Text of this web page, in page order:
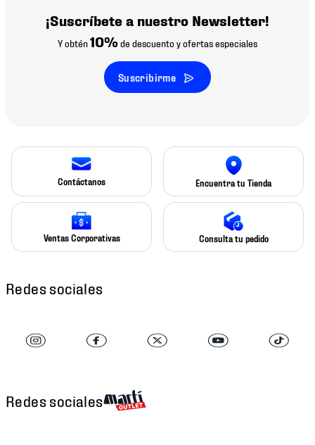
¡Suscríbete a nuestro Newsletter!
Y obtén10% de descuento y ofertas especiales
Suscribirme
Contáctanos Encuentra tu Tienda
Ventas Corporativas Consulta tu pedido
Redes sociales
Redes sociales